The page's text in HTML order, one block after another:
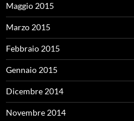
Maggio 2015
Marzo 2015
Febbraio 2015
Gennaio 2015
Dicembre 2014
Novembre 2014